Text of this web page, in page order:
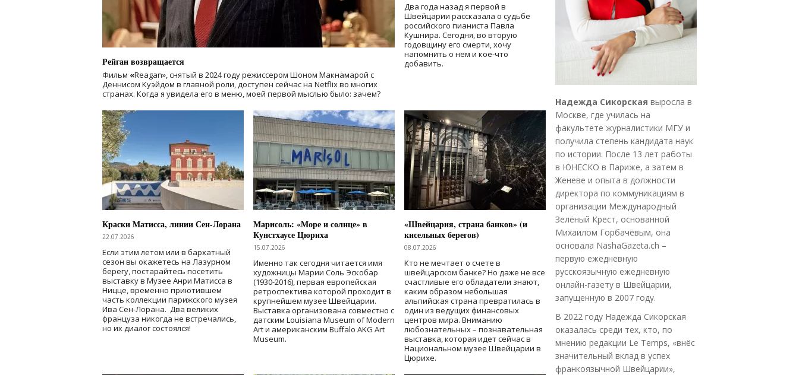
Рейган возвращается
Фильм «Reagan», снятый в 2024 годурежиссером Шоном Макнамарой с
Деннисом Куэйдом в главной роли, доступен сейчас на Netflix во многих
странах. Когда я увидела его в меню, моей первой мыслью было: зачем?
Два года назад я первой в
Швейцарии рассказала о судьбе
российского пианиста Павла
Кушнира. Сегодня, во вторую
годовщину его смерти, хочу
напомнить о нем и кое-что
добавить.
Краски Матисса, линии Сен-Лорана
22.07.2026
Если этим летом или в бархатный
сезон вы окажетесь на Лазурном
берегу, постарайтесь посетить
выставку в Музее Анри Матисса в
Ницце, временно приютившем
часть коллекции парижского музея
Ива Сен-Лорана. Два великих
француза никогда не встречались,
но их диалог состоялся!
Марисоль: «Море и солнце» в
Кунстхаусе Цюриха
15.07.2026
Именно так сегодня читается имя
художницы Марии Соль Эскобар
(1930-2016), первая европейская
ретроспектива которой проходит в
крупнейшем музее Швейцарии.
Выставка организована совместно с
датским Louisiana Museum of Modern
Art и американским Buffalo AKG Art
Museum.
«Швейцария, страна банков» (и
кисельных берегов)
08.07.2026
Кто не мечтает о счете в
швейцарском банке? Но даже не все
счастливые его обладатели знают,
каким образом небольшая
альпийская страна превратилась в
один из ведущих финансовых
центров мира. Вниманию
любознательных – познавательная
выставка, которая идет сейчас в
Национальном музее Швейцарии в
Цюрихе.
Надежда Сикорская выросла в
Москве, где училась на
факультете журналистики МГУ и
получила степень кандидата наук
по истории. После 13 лет работы
в ЮНЕСКО в Париже, а затем в
Женеве и опыта в должности
директора по коммуникациям в
организации Международный
Зелёный Крест, основанной
Михаилом Горбачёвым, она
основала NashaGazeta.ch –
первую ежедневную
русскоязычную ежедневную
онлайн-газету в Швейцарии,
запущенную в 2007 году.
В 2022 году Надежда Сикорская
оказалась среди тех, кто, по
мнению редакции Le Temps, «внёс
значительный вклад в успех
франкоязычной Швейцарии»,